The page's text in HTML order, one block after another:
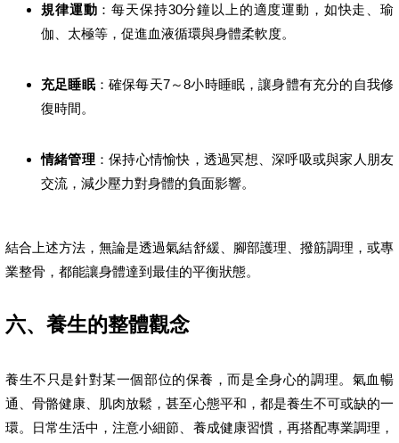
規律運動 ：每天保持30分鐘以上的適度運動，如快走、瑜
伽、太極等，促進血液循環與身體柔軟度。
充足睡眠：確保每天7～8小時睡眠，讓身體有充分的自我修
復時間。
情緒管理：保持心情愉快，透過冥想、深呼吸或與家人朋友
交流，減少壓力對身體的負面影響。
結合上述方法，無論是透過氣結舒緩、腳部護理、撥筋調理，或專
業整骨，都能讓身體達到最佳的平衡狀態。
六、養生的整體觀念
養生不只是針對某一個部位的保養，而是全身心的調理。氣血暢
通、骨骼健康、肌肉放鬆，甚至心態平和，都是養生不可或缺的一
環。日常生活中，注意小細節、養成健康習慣，再搭配專業調理，